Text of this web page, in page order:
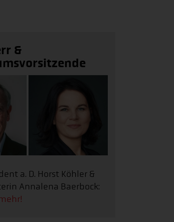
&
a. D. Horst Köhler &
Annalena Baerbock: